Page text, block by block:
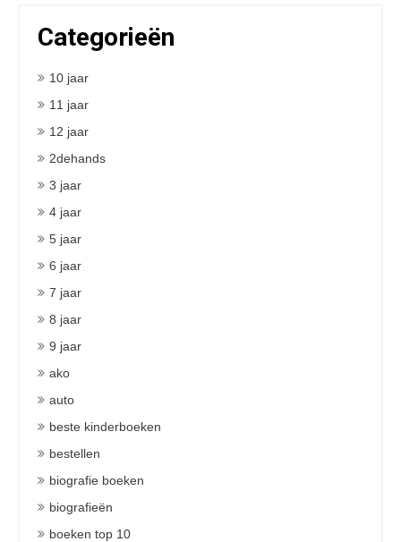
Categorieën
10 jaar
11 jaar
12 jaar
2dehands
3 jaar
4 jaar
5 jaar
6 jaar
7 jaar
8 jaar
9 jaar
ako
auto
beste kinderboeken
bestellen
biografie boeken
biografieën
boeken top 10